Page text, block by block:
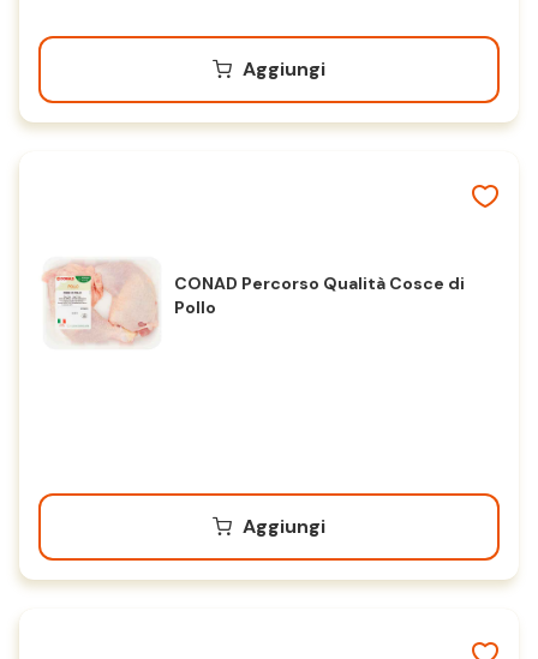
Aggiungi
CONAD Percorso Qualità Cosce di
Pollo
Aggiungi